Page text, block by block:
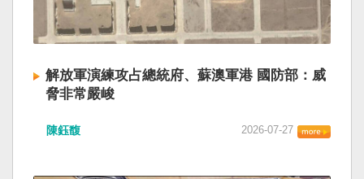
解放軍演練攻占總統府、蘇澳軍港 國防部：威
脅非常嚴峻
陳鈺馥 2026-07-27